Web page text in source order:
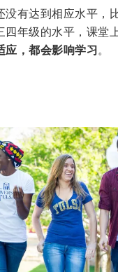
有达到相应水平，
四年级的水平，课堂
应，都会影响学习 。